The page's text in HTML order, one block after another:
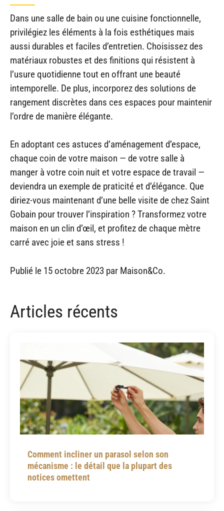
Dans une salle de bain ou une cuisine fonctionnelle,
privilégiez les éléments à la fois esthétiques mais
aussi durables et faciles d’entretien. Choisissez des
matériaux robustes et des finitions qui résistent à
l’usure quotidienne tout en offrant une beauté
intemporelle. De plus, incorporez des solutions de
rangement discrètes dans ces espaces pour maintenir
l’ordre de manière élégante.
En adoptant ces astuces d’aménagement d’espace,
chaque coin de votre maison — de votre salle à
manger à votre coin nuit et votre espace de travail —
deviendra un exemple de praticité et d’élégance. Que
diriez-vous maintenant d’une belle visite de chez Saint
Gobain pour trouver l’inspiration ? Transformez votre
maison en un clin d’œil, et profitez de chaque mètre
carré avec joie et sans stress !
Publié le 15 octobre 2023 par Maison&Co.
Articles récents
Comment incliner un parasol selon son
mécanisme : le détail que la plupart des
notices omettent